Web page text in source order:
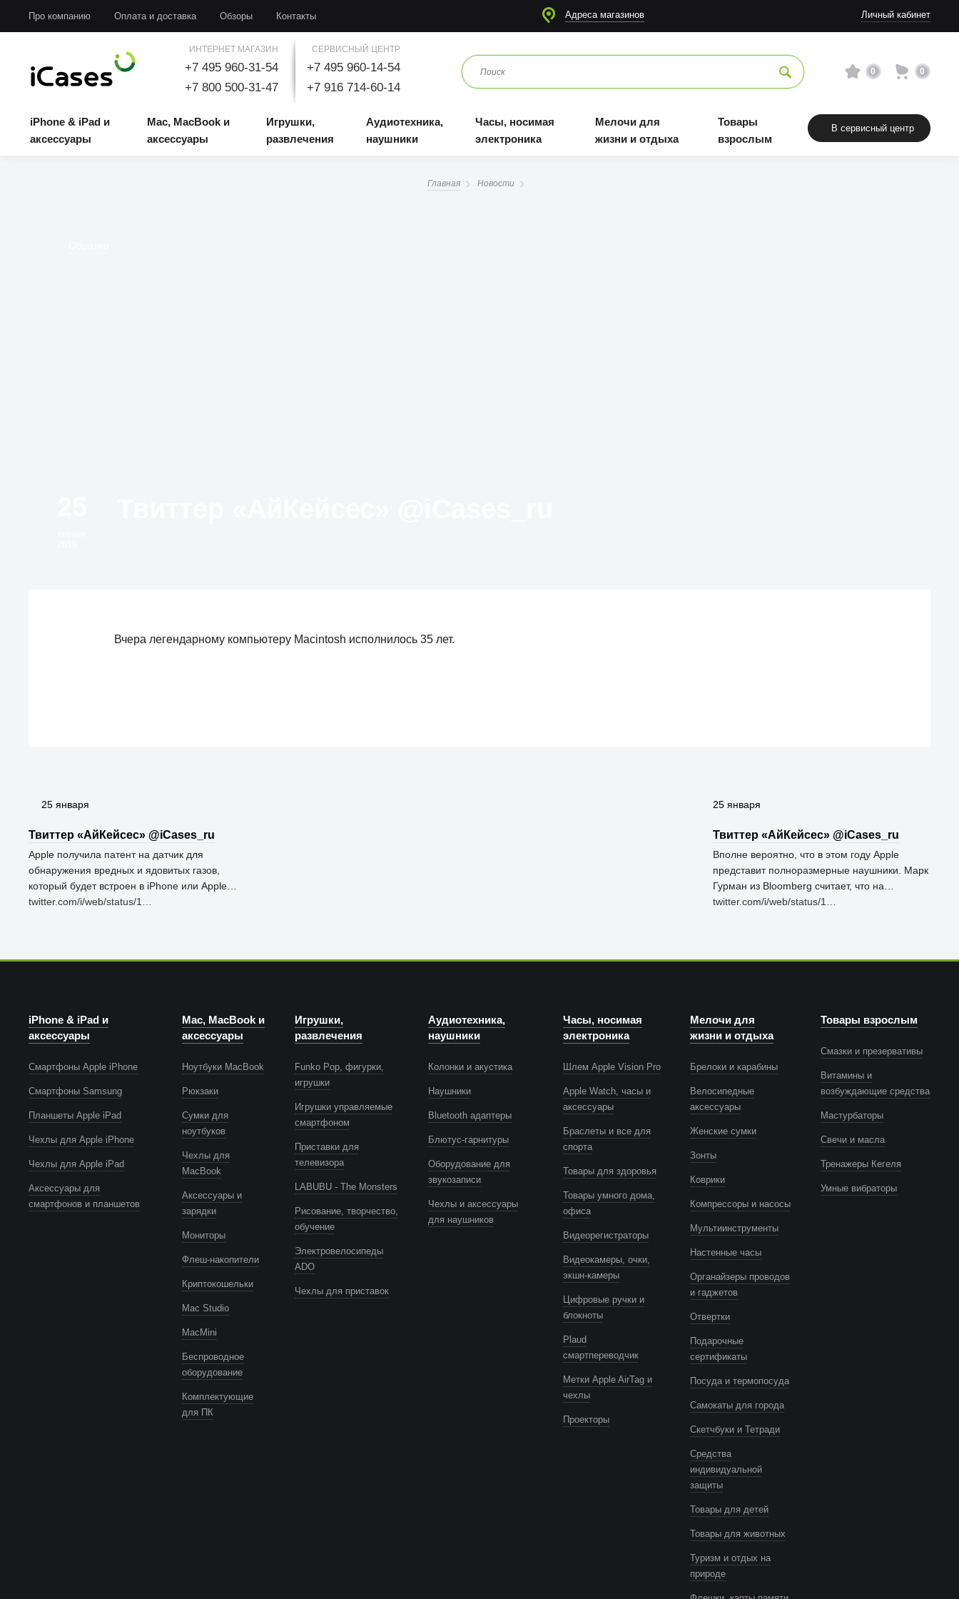
Про компанию Оплата и доставка Обзоры Контакты Адреса магазинов Личный кабинет
ИНТЕРНЕТ МАГАЗИН
+7 495 960-31-54
+7 800 500-31-47
СЕРВИСНЫЙ ЦЕНТР
+7 495 960-14-54
+7 916 714-60-14
0 0
iPhone & iPad и
аксессуары
Mac, MacBook и
аксессуары
Игрушки,
развлечения
Аудиотехника,
наушники
Часы, носимая
электроника
Мелочи для
жизни и отдыха
Товары
взрослым
В сервисный центр
Главная Новости
Вчера легендарному компьютеру Macintosh исполнилось 35 лет.
25 января
Твиттер «АйКейсес» ‏@iCases_ru
Вполне вероятно, что в этом году Apple
представит полноразмерные наушники. Марк
Гурман из Bloomberg считает, что на…
twitter.com/i/web/status/1…
25 января
Твиттер «АйКейсес» ‏@iCases_ru
Apple получила патент на датчик для
обнаружения вредных и ядовитых газов,
который будет встроен в iPhone или Apple…
twitter.com/i/web/status/1…
iPhone & iPad и
аксессуары
Смартфоны Apple iPhone
Смартфоны Samsung
Планшеты Apple iPad
Чехлы для Apple iPhone
Чехлы для Apple iPad
Аксессуары для
смартфонов и планшетов
Mac, MacBook и
аксессуары
Ноутбуки MacBook
Рюкзаки
Сумки для
ноутбуков
Чехлы для
MacBook
Аксессуары и
зарядки
Мониторы
Флеш-накопители
Криптокошельки
Mac Studio
MacMini
Беспроводное
оборудование
Комплектующие
для ПК
Игрушки,
развлечения
Funko Pop, фигурки,
игрушки
Игрушки управляемые
смартфоном
Приставки для
телевизора
LABUBU - The Monsters
Рисование, творчество,
обучение
Электровелосипеды
ADO
Чехлы для приставок
Аудиотехника,
наушники
Колонки и акустика
Наушники
Bluetooth адаптеры
Блютус-гарнитуры
Оборудование для
звукозаписи
Чехлы и аксессуары
для наушников
Часы, носимая
электроника
Шлем Apple Vision Pro
Apple Watch, часы и
аксессуары
Браслеты и все для
спорта
Товары для здоровья
Товары умного дома,
офиса
Видеорегистраторы
Видеокамеры, очки,
экшн-камеры
Цифровые ручки и
блокноты
Plaud
смартпереводчик
Метки Apple AirTag и
чехлы
Проекторы
Мелочи для
жизни и отдыха
Брелоки и карабины
Велосипедные
аксессуары
Женские сумки
Зонты
Коврики
Компрессоры и насосы
Мультиинструменты
Настенные часы
Органайзеры проводов
и гаджетов
Отвертки
Подарочные
сертификаты
Посуда и термопосуда
Самокаты для города
Скетчбуки и Тетради
Средства
индивидуальной
защиты
Товары для детей
Товары для животных
Туризм и отдых на
природе
Товары взрослым
Смазки и презервативы
Витамины и
возбуждающие средства
Мастурбаторы
Свечи и масла
Тренажеры Кегеля
Умные вибраторы